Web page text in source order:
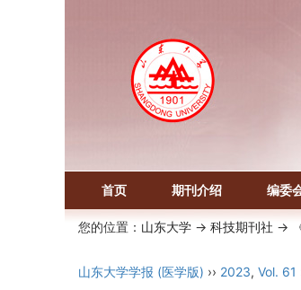
首页 期刊介绍 编委
您的位置： 山东大学 -> 科技期刊社 ->
山东大学学报 (医学版) ›› 2023, Vol. 61